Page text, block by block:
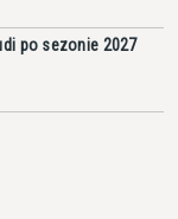
po sezonie 2027